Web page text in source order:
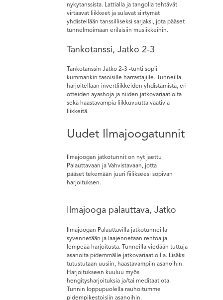
nykytanssista. Lattialla ja tangolla tehtävät
virtaavat liikkeet ja sulavat siirtymät
yhdistellään tanssilliseksi sarjaksi, jota pääset
tunnelmoimaan erilaisiin musiikkeihin.
Tankotanssi, Jatko 2-3
Tankotanssin Jatko 2-3 -tunti sopii
kummankin tasoisille harrastajille. Tunneilla
harjoitellaan invertliikkeiden yhdistämistä, eri
otteiden ayashoja ja niiden jatkovariaatioita
sekä haastavampia liikkuvuutta vaativia
liikkeitä.
Uudet Ilmajoogatunnit
Ilmajoogan jatkotunnit on nyt jaettu
Palauttavaan ja Vahvistavaan, jotta
pääset tekemään juuri fiilikseesi sopivan
harjoituksen.
Ilmajooga palauttava, Jatko
Ilmajoogan Palauttavilla jatkotunneilla
syvennetään ja laajennetaan rentoa ja
lempeää harjoitusta. Tunneilla viedään tuttuja
asanoita pidemmälle jatkovariaatioilla. Lisäksi
tutustutaan uusiin, haastavampiin asanoihin.
Harjoitukseen kuuluu myös
hengitysharjoituksia ja/tai meditaatiota.
Tunnin loppupuolella rauhoitumme
pidempikestoisiin asanoihin.